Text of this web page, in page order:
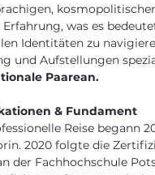
was es
Identitäten zu
und Aufstellungen
Paarean.
& Fundament
Reise begann
2020 folgte die
der Fachhochschule